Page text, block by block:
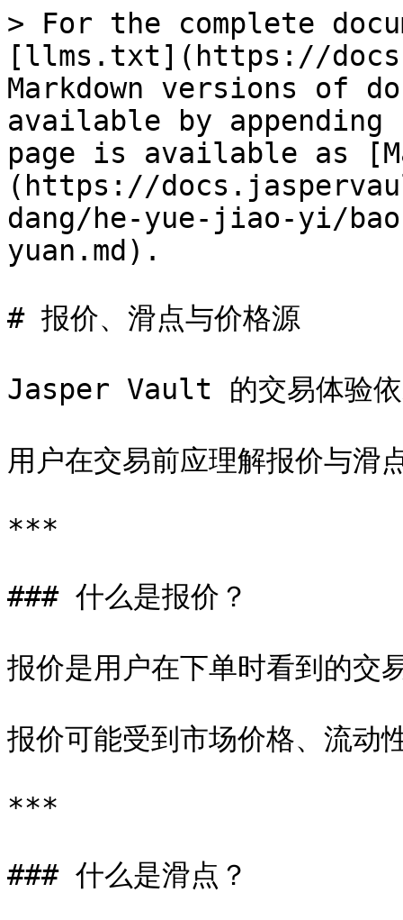
> For the complete
[llms.txt](https://
Markdown versions of
available by
page is available as
(https://
dang/he-yue-jiao-yi/
yuan.md).
# 报价、滑点与价格源
Jasper Vault 的交易体验依
用户在交易前应理解报价与滑
***
### 什么是报价？
报价是用户在下单时看到的交
报价可能受到市场价格、流动
***
### 什么是滑点？